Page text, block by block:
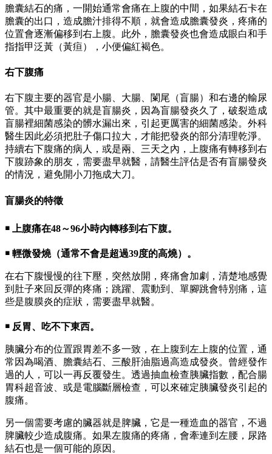
膽囊結石的痛，一開始通常會痛在上腹的中間，如果結石卡在
膽囊的出口，造成膽汁排得不順，就會造成膽囊發炎，疼痛的
位置會逐漸偏移到右上腹。此外，膽囊發炎也會造成眼白和手
指指甲泛黃（黃疸），小便偏紅褐色。
右下腹痛
右下腹主要的器官是小腸、大腸、闌尾（盲腸）和右邊的輸尿
管。其中最重要的就是盲腸炎，因為盲腸發炎久了，破裂造成
盲腸裡細菌感染的髒水漏出來，引起更厲害的細菌感染。外科
醫生因此必須把肚子傷口拉大，才能把發炎的部分清理乾淨。
持續右下腹痛的病人，或是兩、三天之內，上腹痛有轉移到右
下腹跡象的朋友，需要盡早就醫，請醫生評估是否有盲腸發炎
的情況，避免開小刀拖成大刀。
盲腸炎的特徵
￭ 上腹痛在48～96小時內轉移到右下腹。
￭ 輕微發燒（通常不會是超過39度的高燒）。
在右下腹慢慢的往下壓，突然放開，疼痛會加劇，清楚地感覺
到肚子來回反彈的疼痛；跳躍、震動到、單腳跳會特別痛，這
些是腹膜炎的症狀，需要盡早就醫。
￭ 反胃、吃不下東西。
胰臟分布的位置跟胃差不多一致，在上腹到左上腹的位置，通
常因為喝酒、膽囊結石、三酸肝油脂過高造成發炎。曾經發作
過的人，可以一再反覆發生。透過抽血檢查胰臟指數，配合腸
胃科超音波、或是電腦斷層檢查，可以來確定胰臟發炎引起的
腹痛。
另一個需要考慮的臟器就是脾臟，它是一種造血的器官，不過
脾臟較少造成腹痛。如果左腹痛的疼痛，會牽連到左腰，尿路
結石也是一個可能的原因。